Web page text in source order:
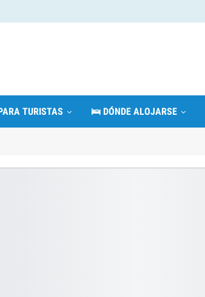
TURISTAS 🛌 DÓNDE ALOJARSE